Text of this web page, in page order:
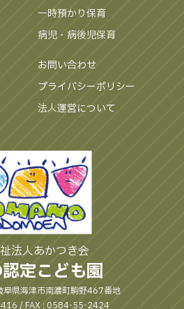
一時預かり保育
病児・病後児保育
お問い合わせ
プライバシーポリシー
法人運営について
法人あかつき会
定こども園
県海津市南濃町駒野467番地
/ FAX : 0584-55-2424